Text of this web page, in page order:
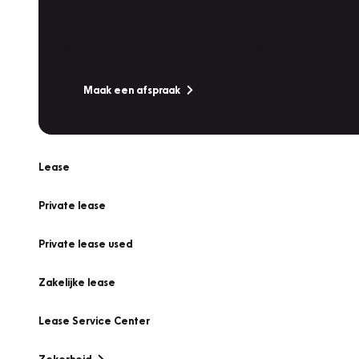
Maak een afspraak
Lease
Private lease
Private lease used
Zakelijke lease
Lease Service Center